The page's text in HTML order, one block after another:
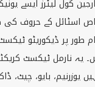
کُول لیٹرز ایسے
اسٹائل کے حروف کی
طور پر ڈیکوریٹو
یہ نارمل ٹیکسٹ
یوزرنیم، بایو،